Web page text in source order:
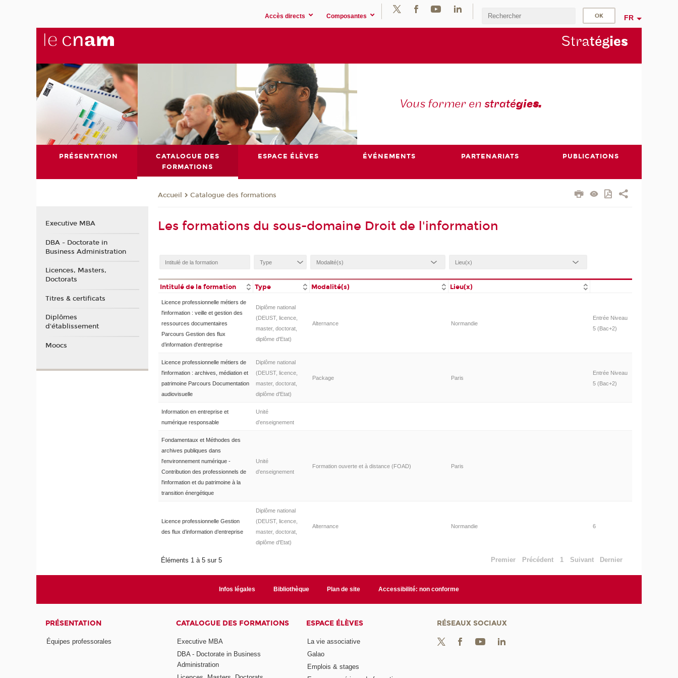
Accès directs Composantes FR
Stratégies
Vous former en stratégies.
PRÉSENTATION
CATALOGUE DES
FORMATIONS
ESPACE ÉLÈVES ÉVÉNEMENTS PARTENARIATS PUBLICATIONS
Accueil Catalogue des formations
Les formations du sous-domaine Droit de l'information
Intitulé de la formation Type Modalité(s) Lieu(x)
Licence professionnelle métiers de
l'information : veille et gestion des
ressources documentaires
Parcours Gestion des flux
d’information d'entreprise
Diplôme national
(DEUST, licence,
master, doctorat,
diplôme d'Etat)
Alternance Normandie
Entrée Niveau
5 (Bac+2)
Licence professionnelle métiers de
l'information : archives, médiation et
patrimoine Parcours Documentation
audiovisuelle
Diplôme national
(DEUST, licence,
master, doctorat,
diplôme d'Etat)
Package Paris
Entrée Niveau
5 (Bac+2)
Information en entreprise et
numérique responsable
Unité
d’enseignement
Fondamentaux et Méthodes des
archives publiques dans
l'environnement numérique -
Contribution des professionnels de
l'information et du patrimoine à la
transition énergétique
Unité
d’enseignement
Formation ouverte et à distance (FOAD) Paris
Licence professionnelle Gestion
des flux d’information d’entreprise
Diplôme national
(DEUST, licence,
master, doctorat,
diplôme d'Etat)
Alternance Normandie 6
Éléments 1 à 5 sur 5 Premier Précédent 1 Suivant Dernier
Executive MBA
DBA - Doctorate in
Business Administration
Licences, Masters,
Doctorats
Titres & certificats
Diplômes
d'établissement
Moocs
Infos légales Bibliothèque Plan de site Accessibilité: non conforme
PRÉSENTATION
Équipes professorales
CATALOGUE DES FORMATIONS
Executive MBA
DBA - Doctorate in Business
Administration
ESPACE ÉLÈVES
La vie associative
Galao
Emplois & stages
RÉSEAUX SOCIAUX